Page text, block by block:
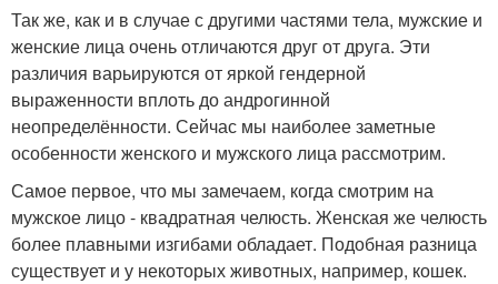
Так же, как и в случае с другими частями тела, мужские и
женские лица очень отличаются друг от друга. Эти
различия варьируются от яркой гендерной
выраженности вплоть до андрогинной
неопределённости. Сейчас мы наиболее заметные
особенности женского и мужского лица рассмотрим.
Самое первое, что мы замечаем, когда смотрим на
мужское лицо - квадратная челюсть. Женская же челюсть
более плавными изгибами обладает. Подобная разница
существует и у некоторых животных, например, кошек.